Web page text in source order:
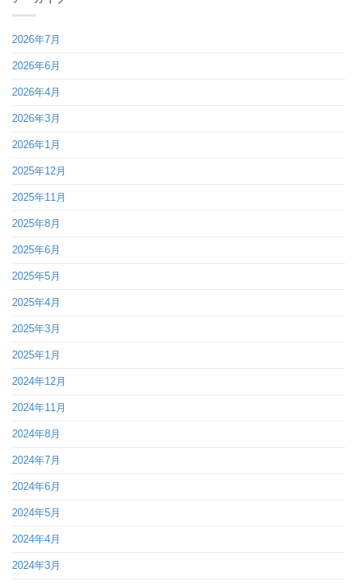
2026年7月
2026年6月
2026年4月
2026年3月
2026年1月
2025年12月
2025年11月
2025年8月
2025年6月
2025年5月
2025年4月
2025年3月
2025年1月
2024年12月
2024年11月
2024年8月
2024年7月
2024年6月
2024年5月
2024年4月
2024年3月